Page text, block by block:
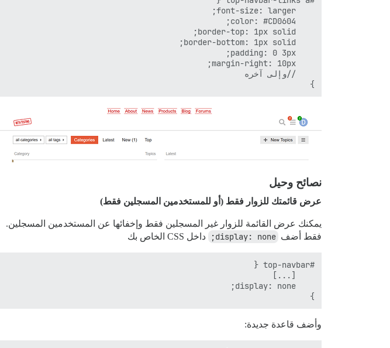
}
نصائح وحيل
عرض قائمتك للزوار فقط (أو للمستخدمين المسجلين فقط)
يمكنك عرض القائمة للزوار غير المسجلين فقط وإخفائها عن المستخدمين المسجلين.
فقط أضف display: none; داخل CSS الخاص بك
}
وأضف قاعدة جديدة: